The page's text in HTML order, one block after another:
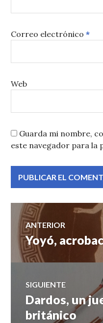
Correo electrónico*
Web
Guarda mi nombre,
este navegador para la
de
entradas
ANTERIOR
Entrada
anterior:
Yoyó,
SIGUIENTE
Entrada
siguiente:
Dardos, un
británico